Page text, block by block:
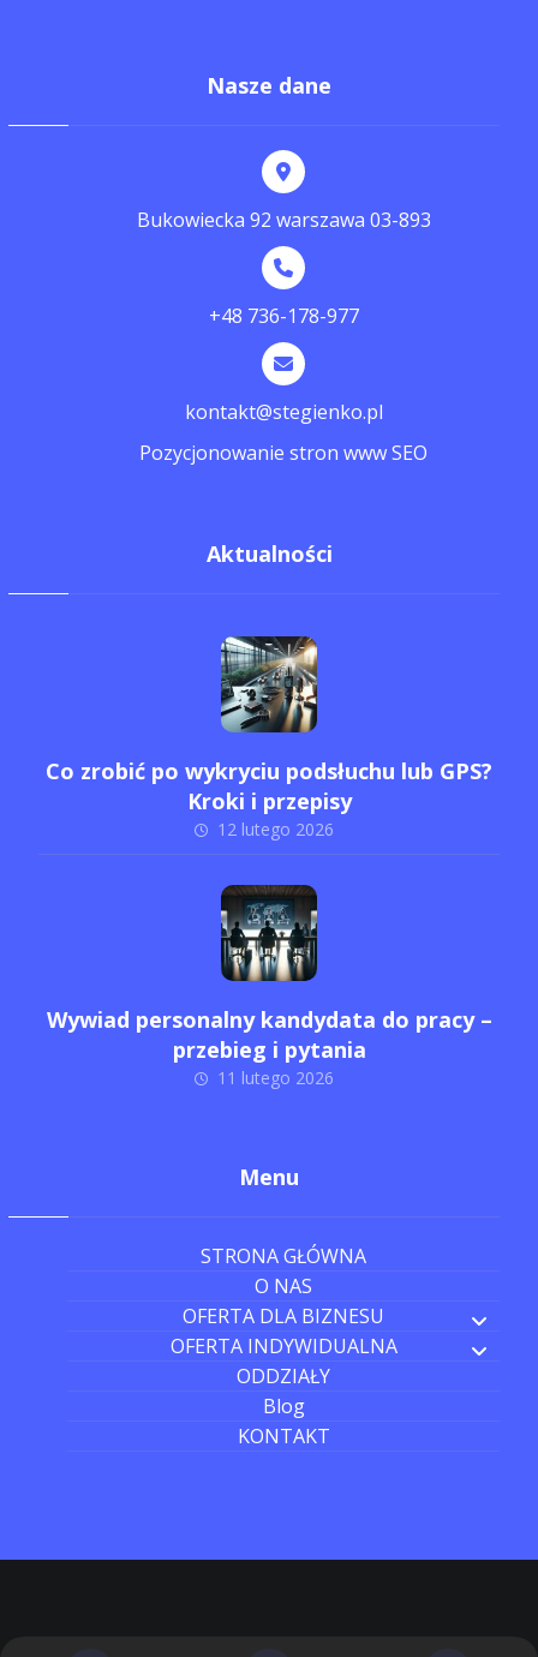
Nasze dane
Bukowiecka 92 warszawa 03-893
+48 736-178-977
kontakt@stegienko.pl
Pozycjonowanie stron www SEO
Aktualności
Co zrobić po wykryciu podsłuchu lub GPS?
Kroki i przepisy
12 lutego 2026
Wywiad personalny kandydata do pracy –
przebieg i pytania
11 lutego 2026
Menu
STRONA GŁÓWNA
O NAS
OFERTA DLA BIZNESU
OFERTA INDYWIDUALNA
ODDZIAŁY
Blog
KONTAKT